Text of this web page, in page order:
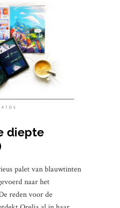
diepte
palet van blauwtinten
naar het
reden voor de